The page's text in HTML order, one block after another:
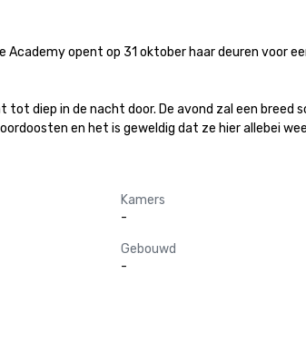
Academy opent op 31 oktober haar deuren voor
tot diep in de nacht door. De avond zal een
en het is geweldig dat ze hier allebei
Kamers
-
Gebouwd
-